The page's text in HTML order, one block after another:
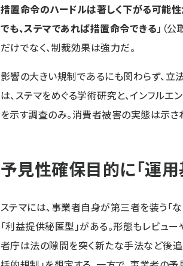
措置命令のハードルは著しく下がる可能
でも、ステマであれば措置命令できる」（
だけでなく、制裁効果は強力だ。
影響の大きい規制であるにも関わらず、
は、ステマをめぐる学術研究と、インフル
を示す調査のみ。消費者被害の実態は示さ
予見性確保目的に「運用
ステマには、事業者自身が第三者を装う「
「利益提供秘匿型」がある。形態もレビュ
者庁は法の隙間を突く新たな手法など後追